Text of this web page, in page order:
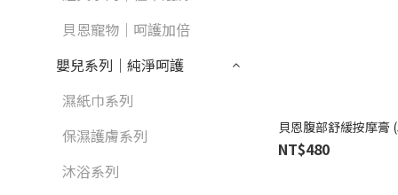
貝恩寵物｜呵護加倍
嬰兒系列｜純淨呵護
濕紙巾系列
保濕護膚系列
沐浴系列
貝恩腹部舒緩按摩膏
NT$480